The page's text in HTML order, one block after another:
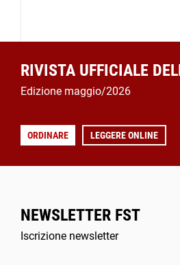
RIVISTA UFFICIALE
Edizione maggio/2026
ORDINARE LEGGERE ONLINE
NEWSLETTER FST
Iscrizione newsletter